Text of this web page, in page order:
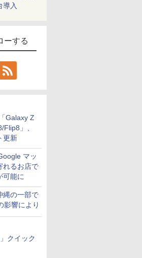
導入
ーする
Galaxy Z
」、
更新
マッ
れるお店で
可能に
縄の一部で
響により
クイック